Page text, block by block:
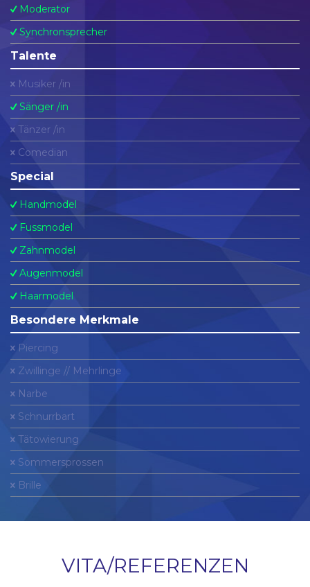
Moderator
Synchronsprecher
Talente
Musiker /in
Sänger /in
Tänzer /in
Comedian
Special
Handmodel
Fussmodel
Zahnmodel
Augenmodel
Haarmodel
Besondere Merkmale
Piercing
Zwillinge // Mehrlinge
Narbe
Schnurrbart
Tätowierung
Sommersprossen
Brille
VITA/REFERENZEN